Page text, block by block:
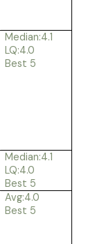
Median:4.1
LQ:4.0
Best 5
Median:4.1
LQ:4.0
Best 5
Avg:4.0
Best 5